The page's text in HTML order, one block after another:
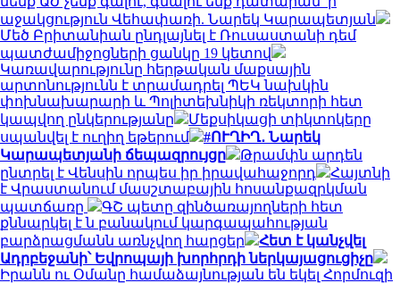
աջակցություն Վեհափառի. Նարեկ Կարապետյան
Մեծ Բրիտանիան ընդլայնել է Ռուսաստանի դեմ
պատժամիջոցների ցանկը 19 կետով
Կառավարությունը հերթական մաքսային
արտոնությունն է տրամադրել ՊԵԿ նախկին
փոխնախարարի և Պոլիտեխնիկի ռեկտորի հետ
կապվող ընկերությանը
Մեքսիկացի տիկտոկերը
սպանվել է ուղիղ եթերում
#ՈՒՂԻՂ․ Նարեկ
Կարապետյանի ճեպազրույցը
Թրամփն արդեն
ընտրել է Վենսին որպես իր իրավահաջորդ
Հայտնի
է Վրաստանում մասշտաբային հոսանքազրկման
պատճառը
ԳՇ պետը զինծառայողների հետ
քննարկել է ն բանակում կարգապահության
բարձրացմանն առնչվող հարցեր
Հետ է կանչվել
Ադրբեջանի՝ Եվրոպայի խորհրդի ներկայացուցիչը
Իրանն ու Օմանը համաձայնության են եկել Հորմուզի